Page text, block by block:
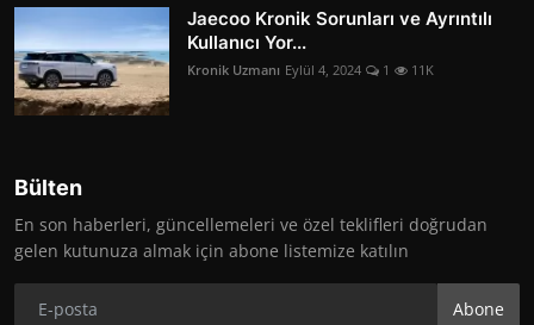
Jaecoo Kronik Sorunları ve Ayrıntılı
Kullanıcı Yor...
Kronik Uzmanı Eylül 4, 2024 1 11K
Bülten
En son haberleri, güncellemeleri ve özel teklifleri doğrudan
gelen kutunuza almak için abone listemize katılın
Abone